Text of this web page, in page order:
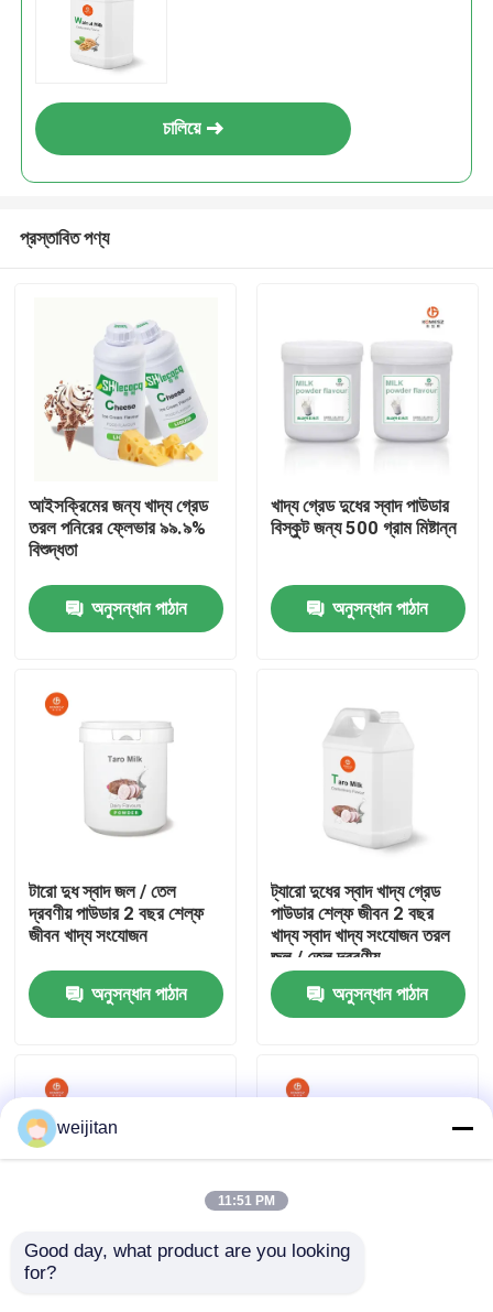
আমাদের সম্পর্কে
কারখানা ভ্রমণ
মান নিয়ন্ত্রণ
যোগাযোগ করুন
উদ্ধৃতির জন্য আবেদন
চালিয়ে
প্রস্তাবিত পণ্য
আইসক্রিমের জন্য খাদ্য গ্রেড
তরল পনিরের ফ্লেভার ৯৯.৯%
বিশুদ্ধতা
অনুসন্ধান পাঠান
খাদ্য গ্রেড দুধের স্বাদ পাউডার
বিস্কুট জন্য 500 গ্রাম মিষ্টান্ন
অনুসন্ধান পাঠান
টারো দুধ স্বাদ জল / তেল
দ্রবণীয় পাউডার 2 বছর শেল্ফ
জীবন খাদ্য সংযোজন
অনুসন্ধান পাঠান
ট্যারো দুধের স্বাদ খাদ্য গ্রেড
পাউডার শেল্ফ জীবন 2 বছর
খাদ্য স্বাদ খাদ্য সংযোজন তরল
জল / তেল দ্রবণীয়
অনুসন্ধান পাঠান
চাইনিজ কাস্তেনাট স্বাদযুক্ত
weijitan
11:51 PM
Good day, what product are you looking
for?